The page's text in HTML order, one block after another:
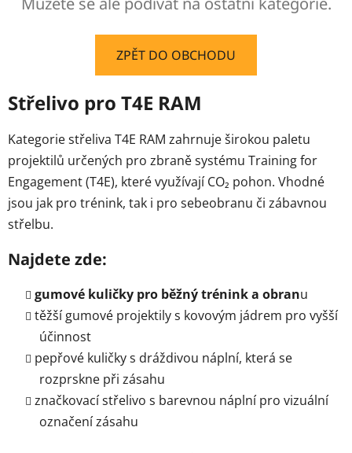
ZPĚT DO OBCHODU
Střelivo pro T4E RAM
Kategorie střeliva T4E RAM zahrnuje širokou paletu
projektilů určených pro zbraně systému Training for
Engagement (T4E), které využívají CO₂ pohon. Vhodné
jsou jak pro trénink, tak i pro sebeobranu či zábavnou
střelbu.
Najdete zde:
gumové kuličky pro běžný trénink a obranu
těžší gumové projektily s kovovým jádrem pro vyšší
účinnost
pepřové kuličky s dráždivou náplní, která se
rozprskne při zásahu
značkovací střelivo s barevnou náplní pro vizuální
označení zásahu